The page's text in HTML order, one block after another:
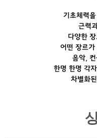
기초체력
근력
다양한
어떤 장르
음악,
한명 한명 각
차별화